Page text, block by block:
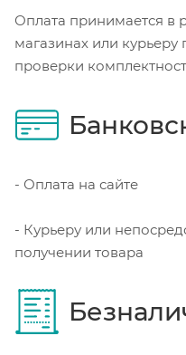
Оплата принимается в
магазинах или
проверки
- Оплата на сайте
- Курьеру или
получении товара